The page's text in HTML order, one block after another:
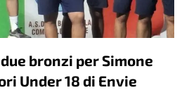
bronzi per Simone
Under 18 di Envie